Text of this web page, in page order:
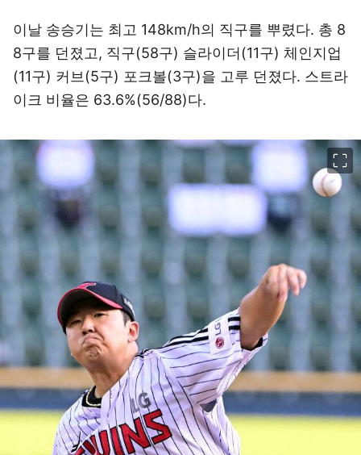
이날 송승기는 최고 148km/h의 직구를 뿌렸다. 총 8
8구를 던졌고, 직구(58구) 슬라이더(11구) 체인지업
(11구) 커브(5구) 포크볼(3구)을 고루 던졌다. 스트라
이크 비율은 63.6%(56/88)다.